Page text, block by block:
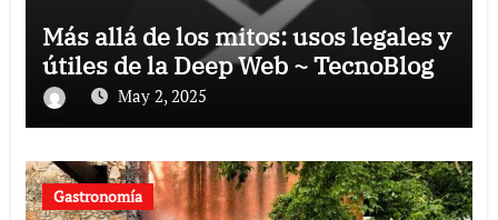
Más allá de los mitos: usos legales y
útiles de la Deep Web ~ TecnoBlog
May 2, 2025
Gastronomía